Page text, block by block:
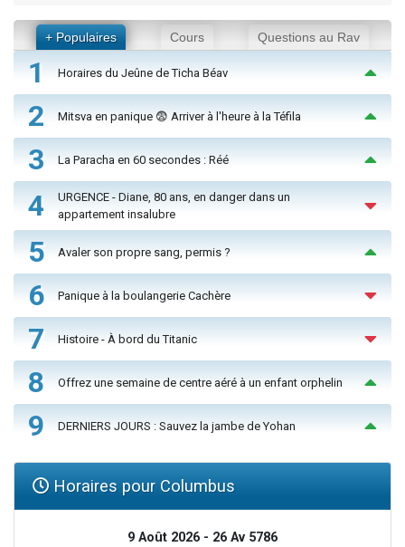
+ Populaires Cours Questions au Rav
1 Horaires du Jeûne de Ticha Béav
2 Mitsva en panique 😨 Arriver à l'heure à la Téfila
3 La Paracha en 60 secondes : Réé
4
URGENCE - Diane, 80 ans, en danger dans un
appartement insalubre
5 Avaler son propre sang, permis ?
6 Panique à la boulangerie Cachère
7 Histoire - À bord du Titanic
8 Offrez une semaine de centre aéré à un enfant orphelin
9 DERNIERS JOURS : Sauvez la jambe de Yohan
Horaires pour Columbus
9 Août 2026 - 26 Av 5786